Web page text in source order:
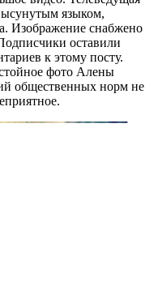
языком,
Изображение снабжено
оставили
к этому посту.
фото Алены
общественных норм не